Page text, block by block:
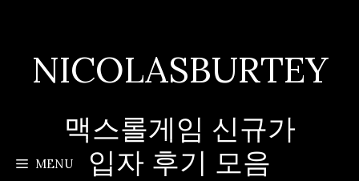
contentNICOLASBURTEY
MENU
맥스롤게임 신규가
입자 후기 모음